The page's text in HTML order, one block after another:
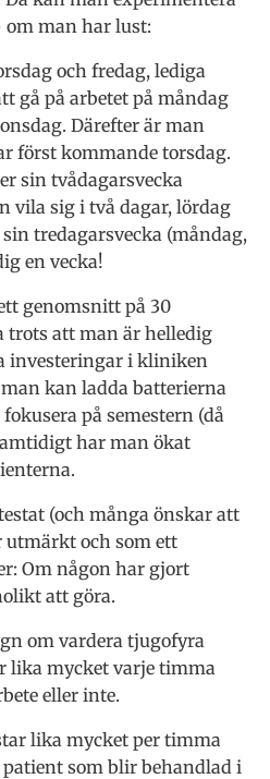
om man har lust:
och fredag, lediga
gå på arbetet på måndag
Därefter är man
först kommande torsdag.
sin tvådagarsvecka
vila sig i två dagar, lördag
tredagarsvecka (måndag,
en vecka!
genomsnitt på 30
trots att man är helledig
investeringar i kliniken
kan ladda batterierna
på semestern (då
har man ökat
(och många önskar att
utmärkt och som ett
Om någon har gjort
att göra.
om vardera tjugofyra
lika mycket varje timma
eller inte.
lika mycket per timma
som blir behandlad i